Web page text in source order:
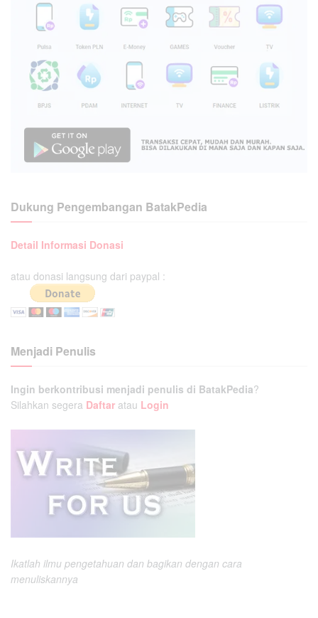
Dukung Pengembangan BatakPedia
Detail Informasi Donasi
atau donasi langsung dari paypal :
Menjadi Penulis
Ingin berkontribusi menjadi penulis di BatakPedia?
Silahkan segera Daftar atau Login
Ikatlah ilmu pengetahuan dan bagikan dengan cara
menuliskannya